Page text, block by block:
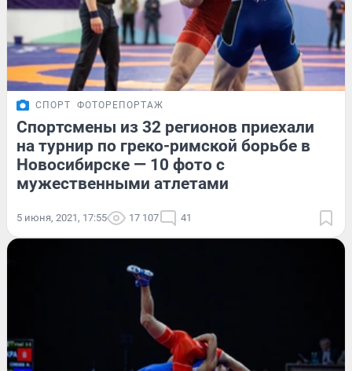
СПОРТ ФОТОРЕПОРТАЖ
Спортсмены из 32 регионов приехали
на турнир по греко-римской борьбе в
Новосибирске — 10 фото с
мужественными атлетами
5 июня, 2021, 17:55 17 107 41